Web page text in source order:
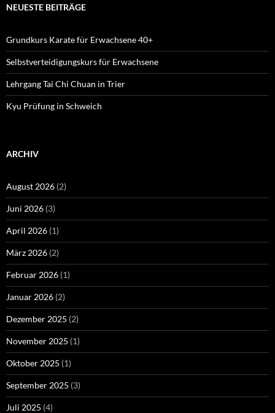
NEUESTE BEITRÄGE
Grundkurs Karate für Erwachsene 40+
Selbstverteidigungskurs für Erwachsene
Lehrgang Tai Chi Chuan in Trier
Kyu Prüfung in Schweich
ARCHIV
August 2026 (2)
Juni 2026 (3)
April 2026 (1)
März 2026 (2)
Februar 2026 (1)
Januar 2026 (2)
Dezember 2025 (2)
November 2025 (1)
Oktober 2025 (1)
September 2025 (3)
Juli 2025 (4)